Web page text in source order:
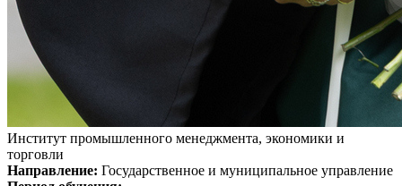
Институт промышленного менеджмента, экономики и
торговли
Направление: Государственное и муниципальное управление